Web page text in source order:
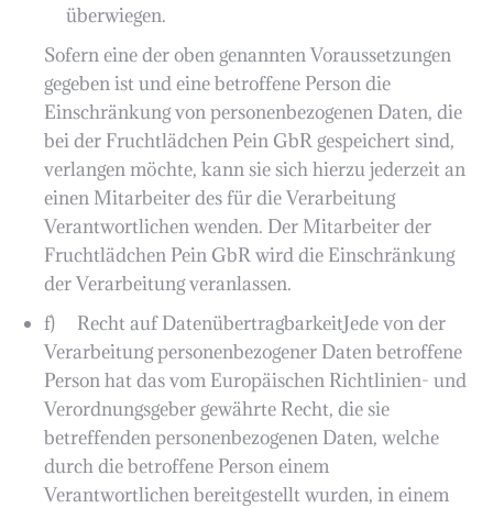
überwiegen.
Sofern eine der oben genannten Voraussetzungen
gegeben ist und eine betroffene Person die
Einschränkung von personenbezogenen Daten, die
bei der Fruchtlädchen Pein GbR gespeichert sind,
verlangen möchte, kann sie sich hierzu jederzeit an
einen Mitarbeiter des für die Verarbeitung
Verantwortlichen wenden. Der Mitarbeiter der
Fruchtlädchen Pein GbR wird die Einschränkung
der Verarbeitung veranlassen.
f) Recht auf DatenübertragbarkeitJede von der
Verarbeitung personenbezogener Daten betroffene
Person hat das vom Europäischen Richtlinien- und
Verordnungsgeber gewährte Recht, die sie
betreffenden personenbezogenen Daten, welche
durch die betroffene Person einem
Verantwortlichen bereitgestellt wurden, in einem